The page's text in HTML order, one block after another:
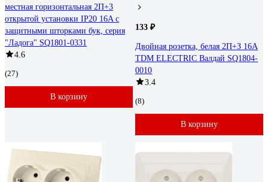
местная горизонтальная 2П+3
открытой установки IP20 16A с
защитными шторками бук, серия
"Ладога" SQ1801-0331
4.6
(27)
В корзину
133 ₽
Двойная розетка, белая 2П+З 16А
TDM ELECTRIC Валдай SQ1804-
0010
3.4
(8)
В корзину